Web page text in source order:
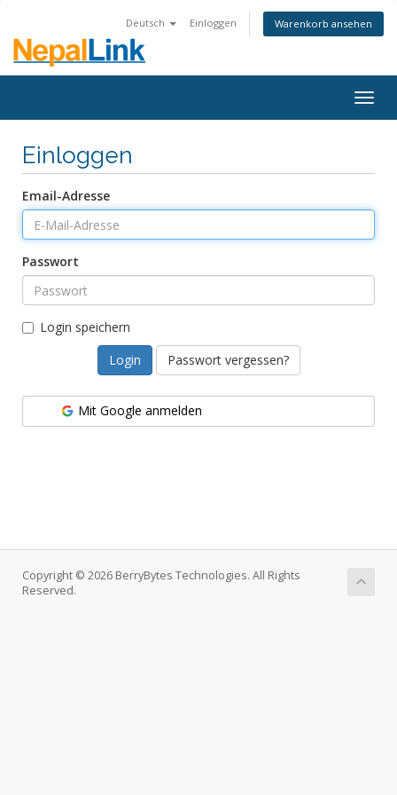
Deutsch Einloggen Warenkorb ansehen
Einloggen
Email-Adresse
Passwort
Login speichern
Passwort vergessen?
Mit Google anmelden
Copyright © 2026 BerryBytes Technologies. All Rights
Reserved.